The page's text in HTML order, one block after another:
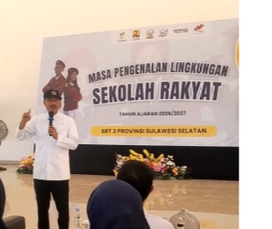
Rakyat Siap Tampung Lebih...